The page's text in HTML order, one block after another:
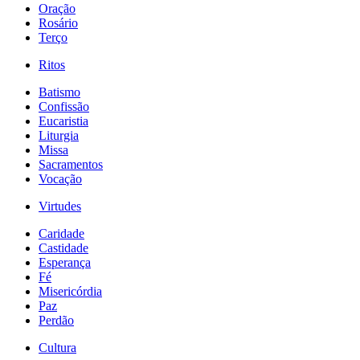
Oração
Rosário
Terço
Ritos
Batismo
Confissão
Eucaristia
Liturgia
Missa
Sacramentos
Vocação
Virtudes
Caridade
Castidade
Esperança
Fé
Misericórdia
Paz
Perdão
Cultura